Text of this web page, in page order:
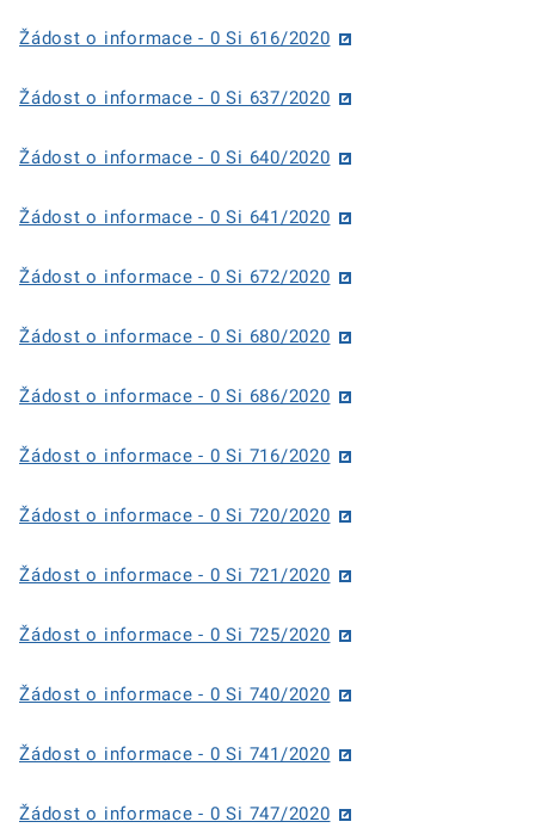
Žádost o informace - 0 Si 616/2020
Žádost o informace - 0 Si 637/2020
Žádost o informace - 0 Si 640/2020
Žádost o informace - 0 Si 641/2020
Žádost o informace - 0 Si 672/2020
Žádost o informace - 0 Si 680/2020
Žádost o informace - 0 Si 686/2020
Žádost o informace - 0 Si 716/2020
Žádost o informace - 0 Si 720/2020
Žádost o informace - 0 Si 721/2020
Žádost o informace - 0 Si 725/2020
Žádost o informace - 0 Si 740/2020
Žádost o informace - 0 Si 741/2020
Žádost o informace - 0 Si 747/2020